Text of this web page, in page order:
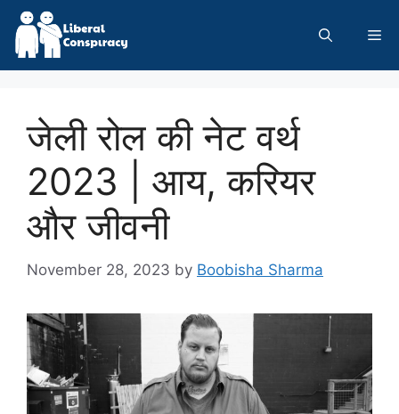
Skip
content
जेली रोल की नेट वर्थ
2023 | आय, करियर
और जीवनी
November 28, 2023 by Boobisha Sharma